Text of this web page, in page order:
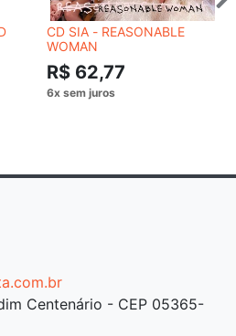
CD SIA - REASONABLE
WOMAN
R$ 62,77
Centenário - CEP 05365-